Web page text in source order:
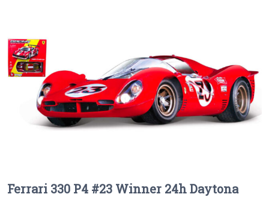
Ferrari 330 P4 #23 Winner 24h Daytona